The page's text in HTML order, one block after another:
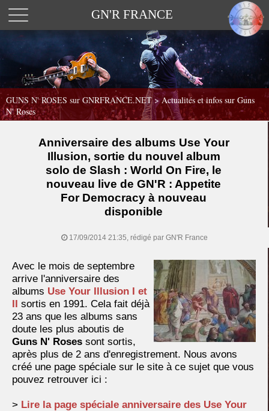
GN'R FRANCE
GUNS N' ROSES sur GNRFRANCE.NET>Actualités et infos sur Guns
N' Roses
Anniversaire des albums Use Your
Illusion, sortie du nouvel album
solo de Slash : World On Fire, le
nouveau live de GN'R : Appetite
For Democracy à nouveau
disponible
17/09/2014 21:35, rédigé par GN'R France
Avec le mois de septembre
arrive l'anniversaire des
albums Use Your Illusion I et
II sortis en 1991. Cela fait déjà
23 ans que les albums sans
doute les plus aboutis de
Guns N' Roses sont sortis,
après plus de 2 ans d'enregistrement. Nous avons
créé une page spéciale sur le site à ce sujet que vous
pouvez retrouver ici :
> Lire la page spéciale anniversaire des Use Your